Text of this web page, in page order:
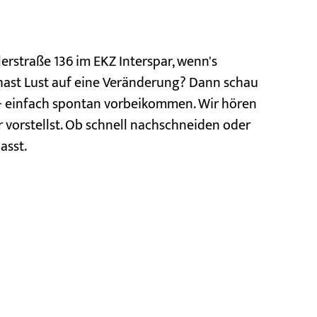
136 im EKZ Interspar, wenn's
Lust auf eine Veränderung? Dann schau
spontan vorbeikommen. Wir hören
Ob schnell nachschneiden oder